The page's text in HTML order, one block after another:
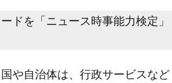
ドを「ニュース時事能力検定」
や自治体は、行政サービスなど